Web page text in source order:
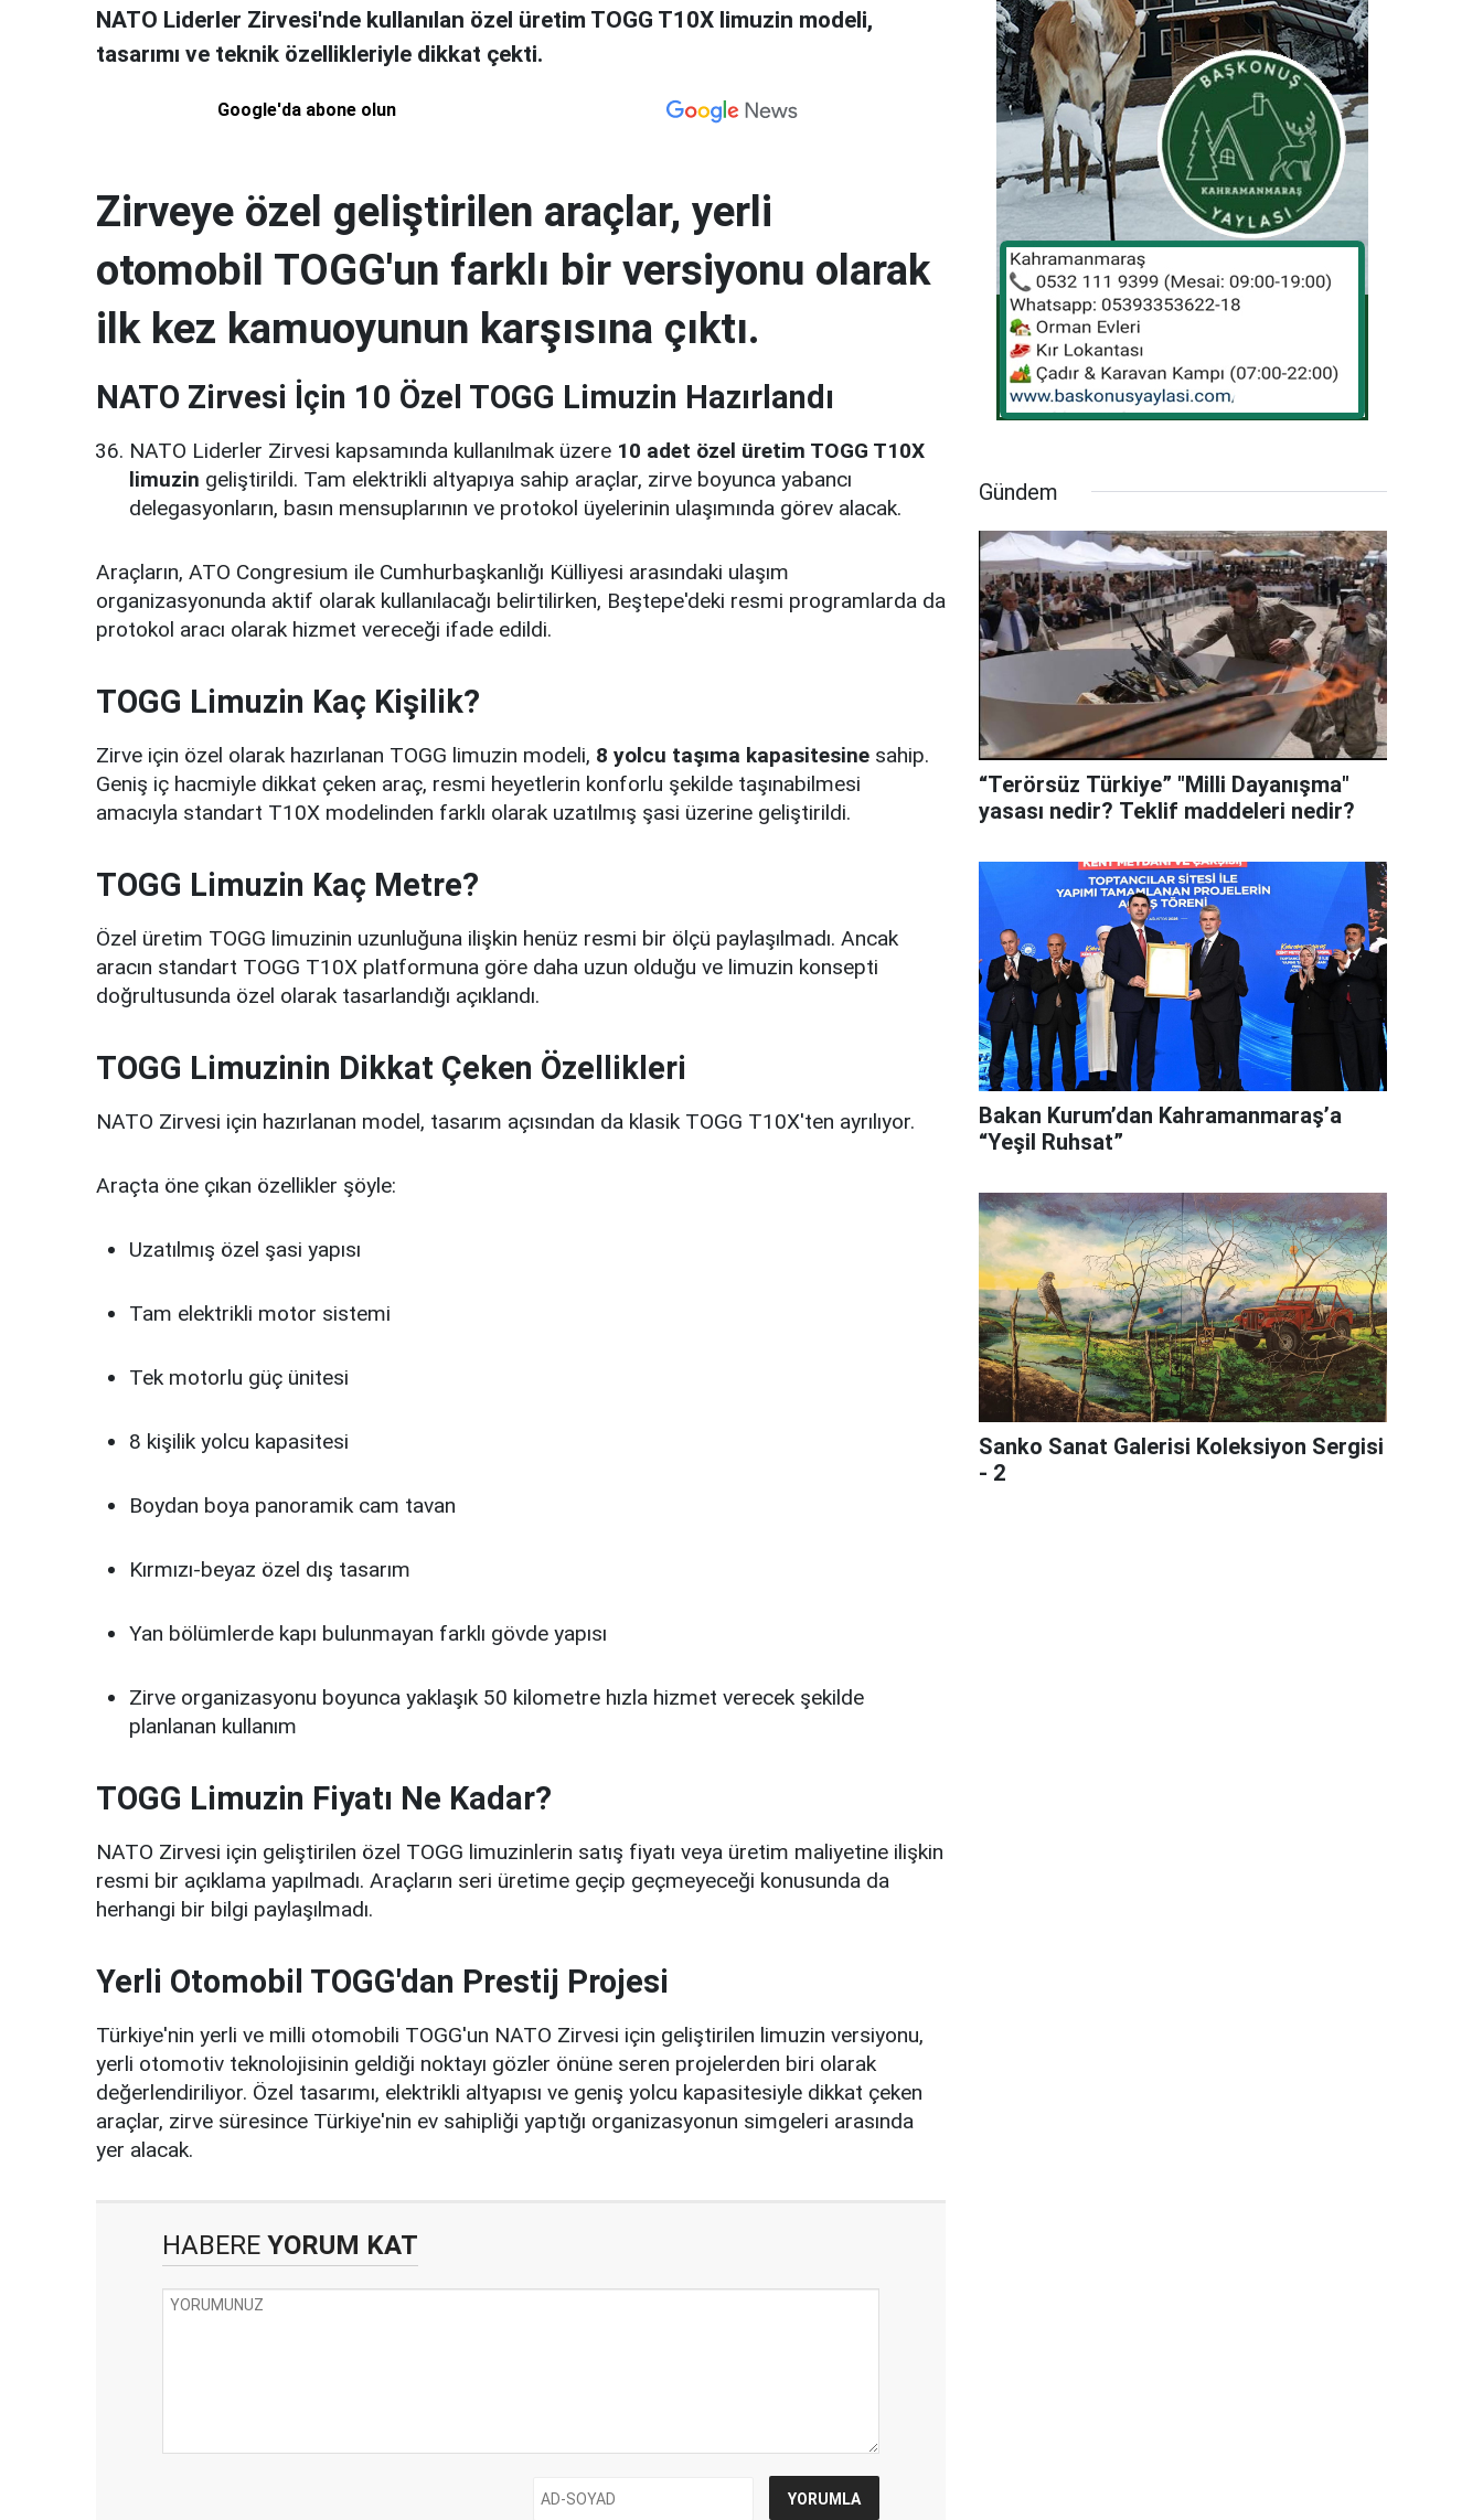
NATO Liderler Zirvesi'nde kullanılan özel üretim TOGG T10X limuzin modeli,
tasarımı ve teknik özellikleriyle dikkat çekti.
Google'da abone olun
Zirveye özel geliştirilen araçlar, yerli
otomobil TOGG'un farklı bir versiyonu olarak
ilk kez kamuoyunun karşısına çıktı.
NATO Zirvesi İçin 10 Özel TOGG Limuzin Hazırlandı
NATO Liderler Zirvesi kapsamında kullanılmak üzere 10 adet özel üretim TOGG T10X
limuzin geliştirildi. Tam elektrikli altyapıya sahip araçlar, zirve boyunca yabancı
delegasyonların, basın mensuplarının ve protokol üyelerinin ulaşımında görev alacak.
Araçların, ATO Congresium ile Cumhurbaşkanlığı Külliyesi arasındaki ulaşım
organizasyonunda aktif olarak kullanılacağı belirtilirken, Beştepe'deki resmi programlarda da
protokol aracı olarak hizmet vereceği ifade edildi.
TOGG Limuzin Kaç Kişilik?
Zirve için özel olarak hazırlanan TOGG limuzin modeli, 8 yolcu taşıma kapasitesine sahip.
Geniş iç hacmiyle dikkat çeken araç, resmi heyetlerin konforlu şekilde taşınabilmesi
amacıyla standart T10X modelinden farklı olarak uzatılmış şasi üzerine geliştirildi.
TOGG Limuzin Kaç Metre?
Özel üretim TOGG limuzinin uzunluğuna ilişkin henüz resmi bir ölçü paylaşılmadı. Ancak
aracın standart TOGG T10X platformuna göre daha uzun olduğu ve limuzin konsepti
doğrultusunda özel olarak tasarlandığı açıklandı.
TOGG Limuzinin Dikkat Çeken Özellikleri
NATO Zirvesi için hazırlanan model, tasarım açısından da klasik TOGG T10X'ten ayrılıyor.
Araçta öne çıkan özellikler şöyle:
Uzatılmış özel şasi yapısı
Tam elektrikli motor sistemi
Tek motorlu güç ünitesi
8 kişilik yolcu kapasitesi
Boydan boya panoramik cam tavan
Kırmızı-beyaz özel dış tasarım
Yan bölümlerde kapı bulunmayan farklı gövde yapısı
Zirve organizasyonu boyunca yaklaşık 50 kilometre hızla hizmet verecek şekilde
planlanan kullanım
TOGG Limuzin Fiyatı Ne Kadar?
NATO Zirvesi için geliştirilen özel TOGG limuzinlerin satış fiyatı veya üretim maliyetine ilişkin
resmi bir açıklama yapılmadı. Araçların seri üretime geçip geçmeyeceği konusunda da
herhangi bir bilgi paylaşılmadı.
Yerli Otomobil TOGG'dan Prestij Projesi
Türkiye'nin yerli ve milli otomobili TOGG'un NATO Zirvesi için geliştirilen limuzin versiyonu,
yerli otomotiv teknolojisinin geldiği noktayı gözler önüne seren projelerden biri olarak
değerlendiriliyor. Özel tasarımı, elektrikli altyapısı ve geniş yolcu kapasitesiyle dikkat çeken
araçlar, zirve süresince Türkiye'nin ev sahipliği yaptığı organizasyonun simgeleri arasında
yer alacak.
HABERE YORUM KAT
Gündem
“Terörsüz Türkiye” "Milli Dayanışma"
yasası nedir? Teklif maddeleri nedir?
Bakan Kurum’dan Kahramanmaraş’a
“Yeşil Ruhsat”
Sanko Sanat Galerisi Koleksiyon Sergisi
- 2